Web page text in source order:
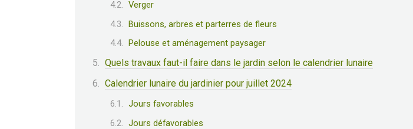
Verger
Buissons, arbres et parterres de fleurs
Pelouse et aménagement paysager
Quels travaux faut-il faire dans le jardin selon le calendrier lunaire
Calendrier lunaire du jardinier pour juillet 2024
Jours favorables
Jours défavorables